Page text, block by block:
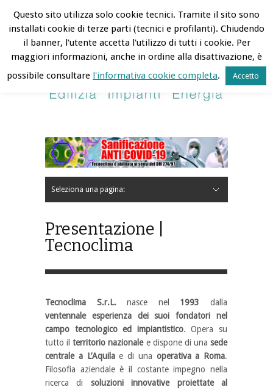
Tecnoclima | 8 August 2026
Hide Navigation
Contatti
Lavora con noi
Area Riservata
Seleziona una pagina:
Presentazione |
Tecnoclima
Tecnoclima S.r.L.nasce nel 1993 dalla
ventennale esperienza dei suoi fondatori nel
campo tecnologico ed impiantistico. Opera su
tutto ilterritorio nazionalee dispone di una sede
centrale a L’Aquilae di una operativa a Roma.
Filosofia aziendale è il costante impegno nella
ricerca di soluzioni innovative proiettate al
Questo sito utilizza solo cookie tecnici. Tramite il sito sono
installati cookie di terze parti (tecnici e profilanti). Chiudendo
il banner, l'utente accetta l'utilizzo di tutti i cookie. Per
maggiori informazioni, anche in ordine alla disattivazione, è
possibile consultare l'informativa cookie completa. Accetto